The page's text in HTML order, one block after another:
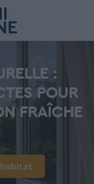
:
POUR
FRAÎCHE